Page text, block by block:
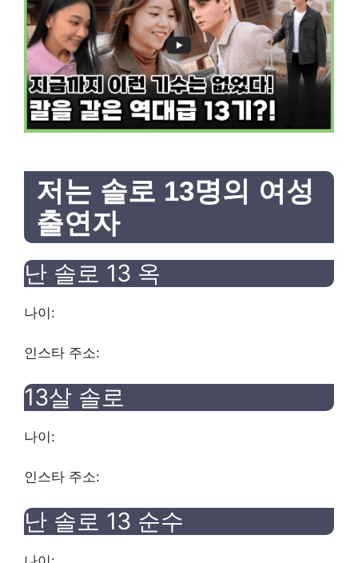
저는 솔로 13명의 여성
출연자
난 솔로 13 옥
나이:
인스타 주소:
13살 솔로
나이:
인스타 주소:
난 솔로 13 순수